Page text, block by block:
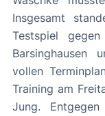
Insgesamt
Testspiel
Barsinghausen
vollen
Training am
Jung.